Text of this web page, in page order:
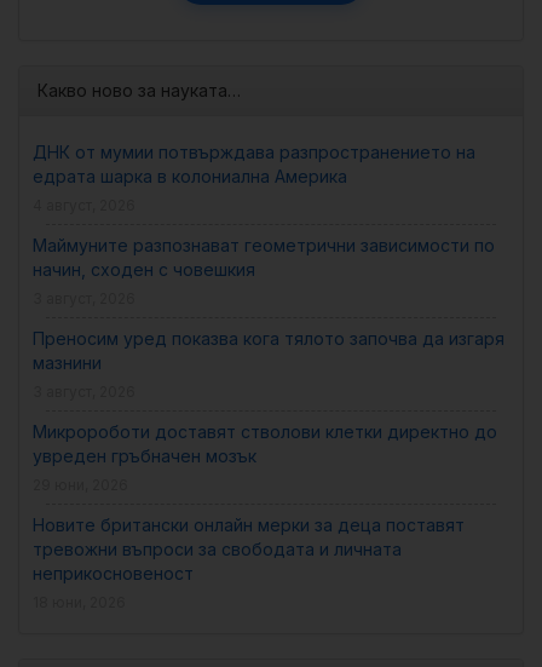
Какво ново за науката…
ДНК от мумии потвърждава разпространението на
едрата шарка в колониална Америка
Маймуните разпознават геометрични зависимости по
начин, сходен с човешкия
Преносим уред показва кога тялото започва да изгаря
мазнини
Микророботи доставят стволови клетки директно до
увреден гръбначен мозък
Новите британски онлайн мерки за деца поставят
тревожни въпроси за свободата и личната
неприкосновеност